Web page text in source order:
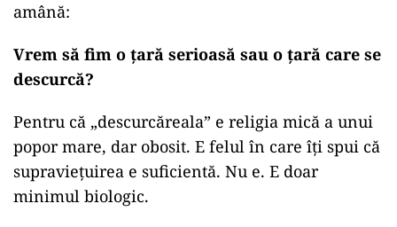
amână:
Vrem să fim o țară serioasă sau o țară care se
descurcă?
Pentru că „descurcăreala” e religia mică a unui
popor mare, dar obosit. E felul în care îți spui că
supraviețuirea e suficientă. Nu e. E doar
minimul biologic.